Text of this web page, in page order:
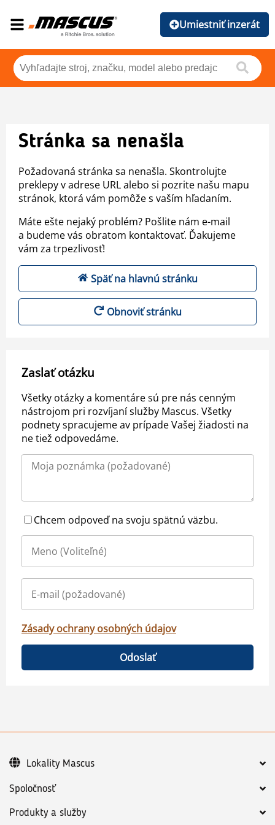
Umiestniť inzerát
Stránka sa nenašla
Požadovaná stránka sa nenašla. Skontrolujte
preklepy v adrese URL alebo si pozrite našu mapu
stránok, ktorá vám pomôže s vaším hľadaním.
Máte ešte nejaký problém? Pošlite nám e-mail
a budeme vás obratom kontaktovať. Ďakujeme
vám za trpezlivosť!
Späť na hlavnú stránku
Obnoviť stránku
Zaslať otázku
Všetky otázky a komentáre sú pre nás cenným
nástrojom pri rozvíjaní služby Mascus. Všetky
podnety spracujeme av prípade Vašej žiadosti na
ne tiež odpovedáme.
Chcem odpoveď na svoju spätnú väzbu.
Zásady ochrany osobných údajov
Odoslať
Spoločnosť
Produkty a služby
Lokality Mascus